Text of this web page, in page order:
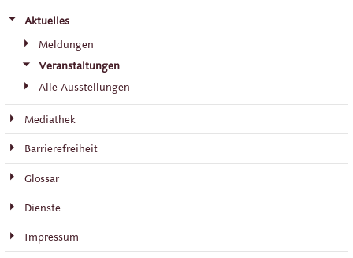
Aktuelles
Meldungen
Veranstaltungen
Alle Ausstellungen
Mediathek
Barrierefreiheit
Glossar
Dienste
Impressum